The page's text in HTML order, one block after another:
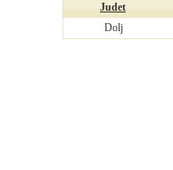
Judet
Dolj